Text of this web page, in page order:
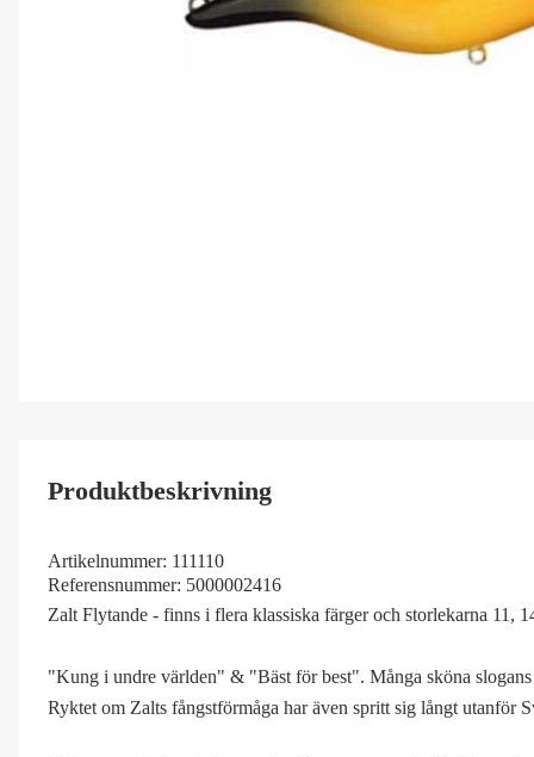
Produktbeskrivning
Artikelnummer: 111110
Referensnummer: 5000002416
Zalt Flytande - finns i flera klassiska färger och storlekarna 11,
"Kung i undre världen" & "Bäst för best". Många sköna slogans
Ryktet om Zalts fångstförmåga har även spritt sig långt utanför